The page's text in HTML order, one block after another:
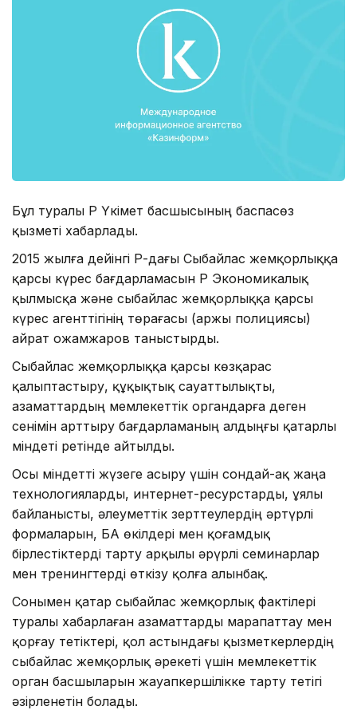
Бұл туралы ҚР Үкімет басшысының баспасөз
қызметі хабарлады.
2015 жылға дейінгі ҚР-дағы Сыбайлас жемқорлыққа
қарсы күрес бағдарламасын ҚР Экономикалық
қылмысқа және сыбайлас жемқорлыққа қарсы
күрес агенттігінің төрағасы (Қаржы полициясы)
Қайрат Қожамжаров таныстырды.
Сыбайлас жемқорлыққа қарсы көзқарас
қалыптастыру, құқықтық сауаттылықты,
азаматтардың мемлекеттік органдарға деген
сенімін арттыру бағдарламаның алдыңғы қатарлы
міндеті ретінде айтылды.
Осы міндетті жүзеге асыру үшін сондай-ақ жаңа
технологияларды, интернет-ресурстарды, ұялы
байланысты, әлеуметтік зерттеулердің әртүрлі
формаларын, БАҚ өкілдері мен қоғамдық
бірлестіктерді тарту арқылы әрүрлі семинарлар
мен тренингтерді өткізу қолға алынбақ.
Сонымен қатар сыбайлас жемқорлық фактілері
туралы хабарлаған азаматтарды марапаттау мен
қорғау тетіктері, қол астындағы қызметкерлердің
сыбайлас жемқорлық әрекеті үшін мемлекеттік
орган басшыларын жауапкершілікке тарту тетігі
әзірленетін болады.